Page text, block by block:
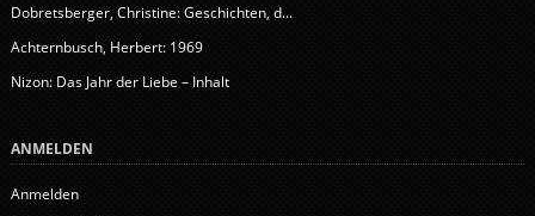
Dobretsberger, Christine: Geschichten, d...
Achternbusch, Herbert: 1969
Nizon: Das Jahr der Liebe – Inhalt
ANMELDEN
Anmelden